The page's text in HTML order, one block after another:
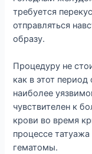
требуется
отправляться
образу.
Процедуру не
как в этот
наиболее
чувствителен к
крови во время
процессе
гематомы.